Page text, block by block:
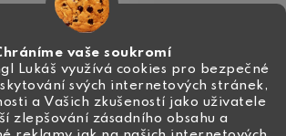
vaše soukromí
Lukáš využívá cookies pro bezpečné
svých internetových stránek,
a Vašich zkušeností jako uživatele
zlepšování zásadního obsahu a
koralky.cz
444 191